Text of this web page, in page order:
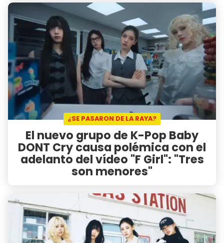
¿SE PASARON DE LA RAYA?
El nuevo grupo de K-Pop Baby
DONT Cry causa polémica con el
adelanto del vídeo "F Girl": "Tres
son menores"